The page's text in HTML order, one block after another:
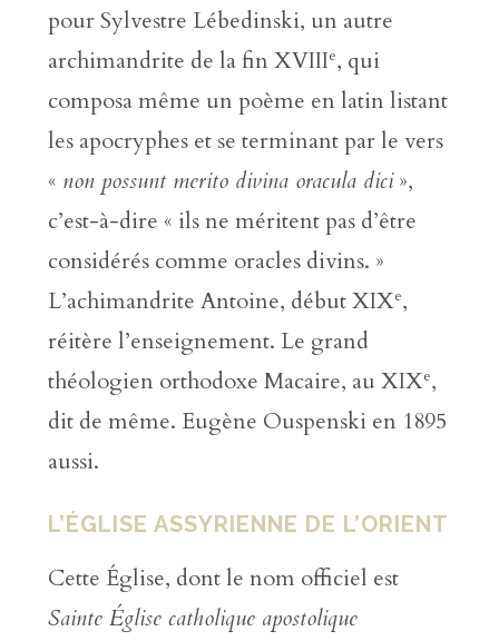
pour Sylvestre Lébedinski, un autre
archimandrite de la fin XVIIIe, qui
composa même un poème en latin listant
les apocryphes et se terminant par le vers
« non possunt merito divina oracula dici»,
c’est-à-dire « ils ne méritent pas d’être
considérés comme oracles divins. »
L’achimandrite Antoine, début XIXe,
réitère l’enseignement. Le grand
théologien orthodoxe Macaire, au XIXe,
dit de même. Eugène Ouspenski en 1895
aussi.
L’ÉGLISE ASSYRIENNE DE L’ORIENT
Cette Église, dont le nom officiel est
Sainte Église catholique apostolique